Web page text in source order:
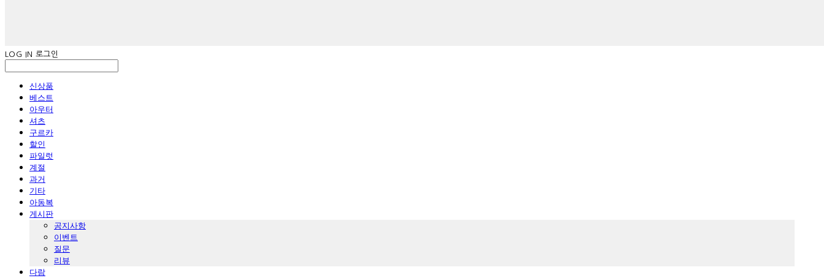
LOG IN 로그인
신상품
베스트
아우터
셔츠
구르카
할인
파일럿
계절
과거
기타
아동복
게시판
공지사항
이벤트
질문
리뷰
다람